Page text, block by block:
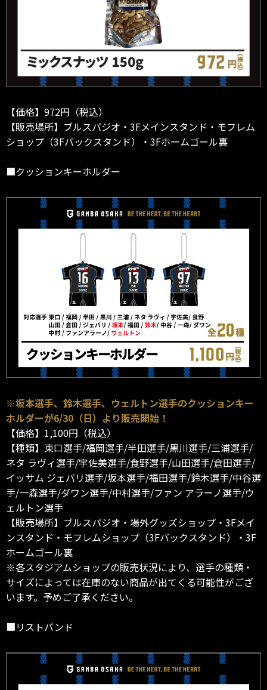
【価格】972円（税込）
【販売場所】ブルスパジオ・3Fメインスタンド・モフレム
ショップ（3Fバックスタンド）・3Fホームゴール裏
■クッションキーホルダー
※坂本選手、鈴木選手、ウェルトン選手のクッションキー
ホルダーが6/30（日）より販売開始！
【価格】1,100円（税込）
【種類】東口選手/福岡選手/半田選手/黒川選手/三浦選手/
ネタ ラヴィ選手/宇佐美選手/食野選手/山田選手/倉田選手/
イッサム ジェバリ選手/坂本選手/福田選手/鈴木選手/中谷選
手/一森選手/ダワン選手/中村選手/ファン アラーノ選手/ウ
ェルトン選手
【販売場所】ブルスパジオ・場外グッズショップ・3Fメイ
ンスタンド・モフレムショップ（3Fバックスタンド）・3F
ホームゴール裏
※各スタジアムショップの販売状況により、選手の種類・
サイズによっては在庫のない商品が出てくる可能性がござ
います。予めご了承ください。
■リストバンド